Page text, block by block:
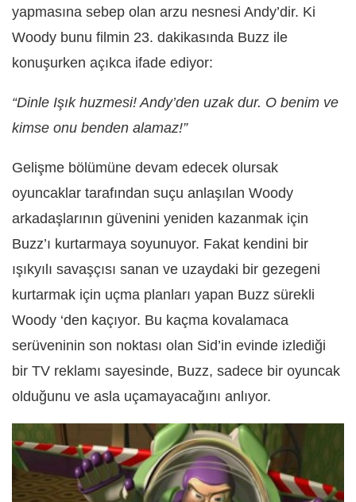
yapmasına sebep olan arzu nesnesi Andy’dir. Ki
Woody bunu filmin 23. dakikasında Buzz ile
konuşurken açıkca ifade ediyor:
“Dinle Işık huzmesi! Andy’den uzak dur. O benim ve
kimse onu benden alamaz!”
Gelişme bölümüne devam edecek olursak
oyuncaklar tarafından suçu anlaşılan Woody
arkadaşlarının güvenini yeniden kazanmak için
Buzz’ı kurtarmaya soyunuyor. Fakat kendini bir
ışıkyılı savaşçısı sanan ve uzaydaki bir gezegeni
kurtarmak için uçma planları yapan Buzz sürekli
Woody ‘den kaçıyor. Bu kaçma kovalamaca
serüveninin son noktası olan Sid’in evinde izlediği
bir TV reklamı sayesinde, Buzz, sadece bir oyuncak
olduğunu ve asla uçamayacağını anlıyor.